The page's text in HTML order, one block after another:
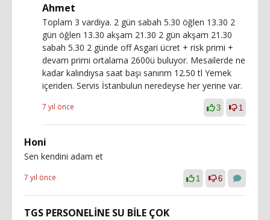
Ahmet
Toplam 3 vardiya. 2 gün sabah 5.30 öğlen 13.30 2
gün öğlen 13.30 akşam 21.30 2 gün akşam 21.30
sabah 5.30 2 günde off Asgari ücret + risk primi +
devam primi ortalama 2600ü buluyor. Mesailerde ne
kadar kalındıysa saat başı sanırım 12.50 tl Yemek
içeriden. Servis İstanbulun neredeyse her yerine var.
7 yıl önce 3 1
Honi
Sen kendini adam et
7 yıl önce 1 6
TGS PERSONELİNE SU BİLE ÇOK